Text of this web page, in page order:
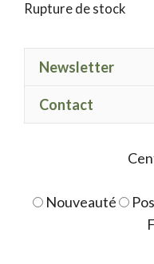
Rupture de stock
Newsletter
Contact
Nouveauté